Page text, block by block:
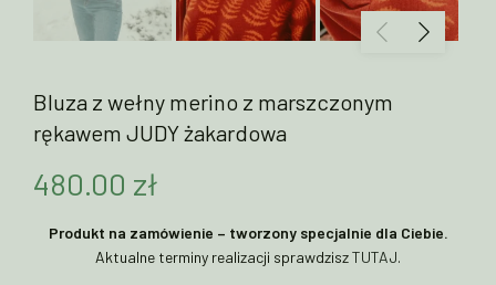
Bluza z wełny merino z marszczonym
rękawem JUDY żakardowa
480.00 zł
Produkt na zamówienie – tworzony specjalnie dla Ciebie.
Aktualne terminy realizacji sprawdziszTUTAJ.